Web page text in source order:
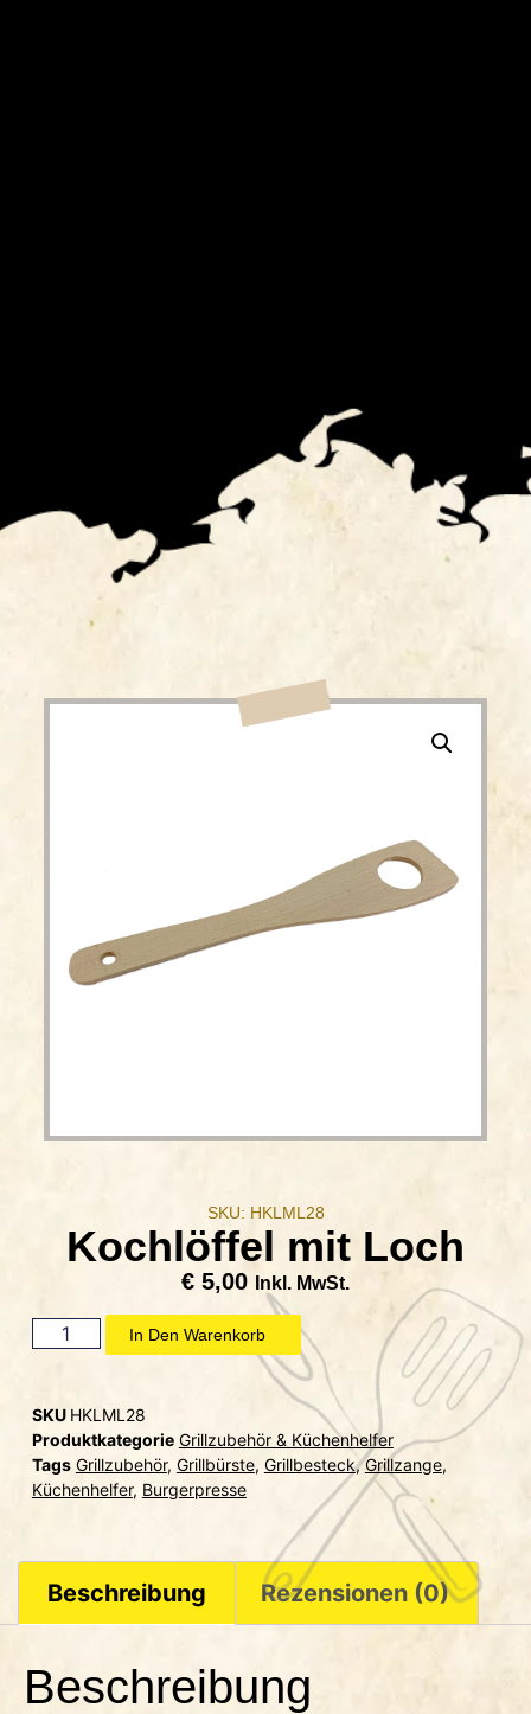
SKU: HKLML28
Kochlöffel mit Loch
€ 5,00 Inkl. MwSt.
In Den Warenkorb
SKU HKLML28
Produktkategorie Grillzubehör & Küchenhelfer
Tags Grillzubehör, Grillbürste, Grillbesteck,Grillzange,
Küchenhelfer, Burgerpresse
Beschreibung Rezensionen (0)
Beschreibung